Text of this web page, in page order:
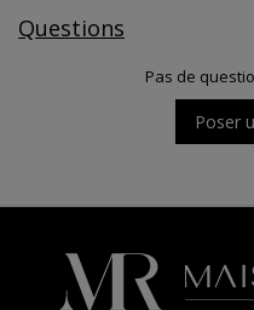
Questions
Pas de
Poser